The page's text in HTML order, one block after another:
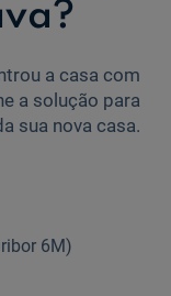
a casa com
a solução para
sua nova casa.
6M)